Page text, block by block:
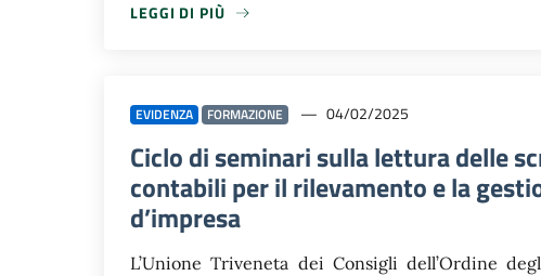
LEGGI DI PIÙ
LEGGI DI PIÙ
EVIDENZA FORMAZIONE 04/02/2025
Ciclo di seminari sulla lettura delle
contabili per il rilevamento e la
d’impresa
L’Unione Triveneta dei Consigli dell’Ordine